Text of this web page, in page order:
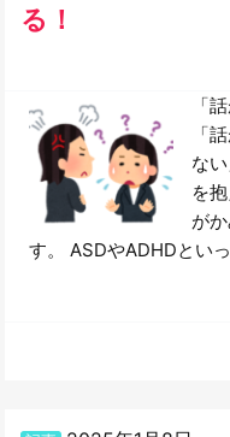
る！
「
「
な
を
が
す。 ASDやADHDとい